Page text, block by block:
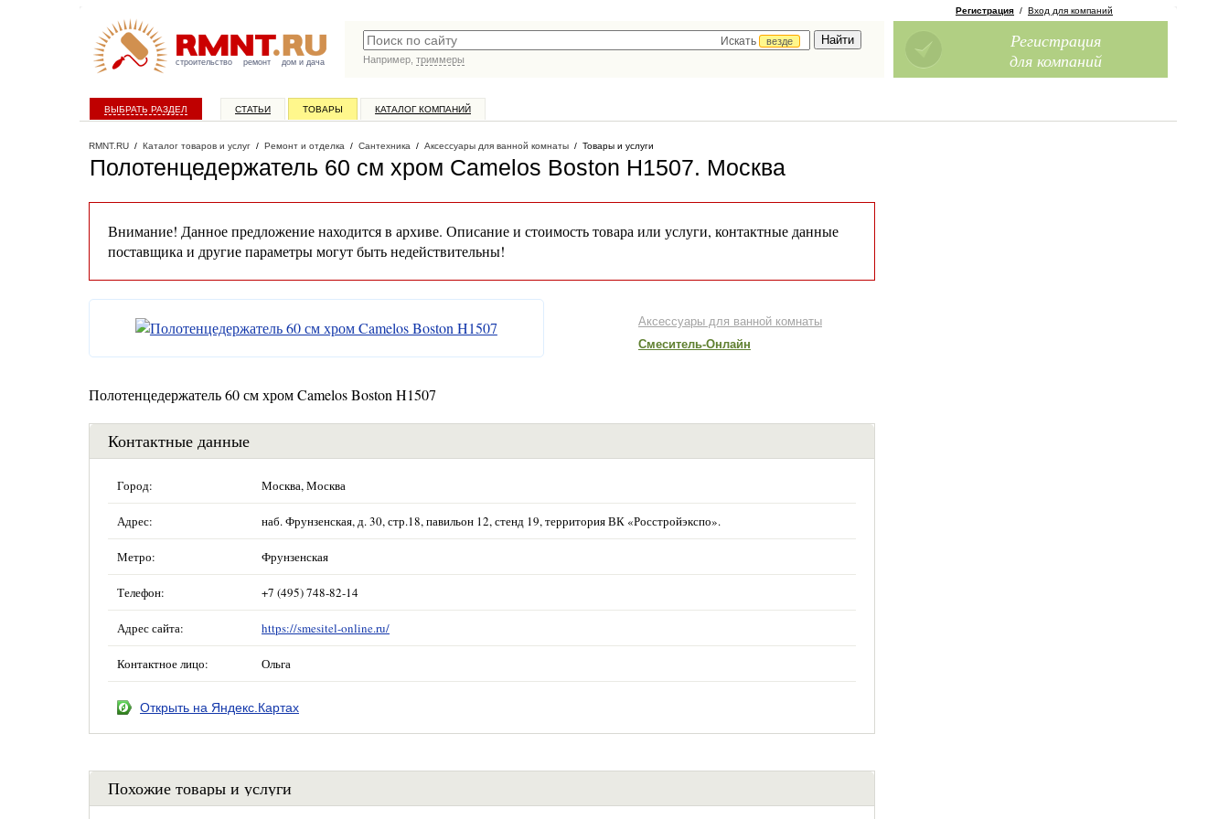
строительство ремонт дом и дача
Искать
везде
Например, триммеры
Регистрация / Вход для компаний
Регистрация
для компаний
ВЫБРАТЬ РАЗДЕЛ СТАТЬИ ТОВАРЫ КАТАЛОГ КОМПАНИЙ
RMNT.RU / Каталог товаров и услуг / Ремонт и отделка / Сантехника / Аксессуары для ванной комнаты / Товары и услуги
Полотенцедержатель 60 см хром Camelos Boston H1507. Москва
Внимание! Данное предложение находится в архиве. Описание и стоимость товара или услуги, контактные данные
поставщика и другие параметры могут быть недействительны!
Аксессуары для ванной комнаты
Смеситель-Онлайн
Полотенцедержатель 60 см хром Camelos Boston H1507
Контактные данные
Город: Москва, Москва
Адрес: наб. Фрунзенская, д. 30, стр.18, павильон 12, стенд 19, территория ВК «Росстройэкспо».
Метро: Фрунзенская
Телефон: +7 (495) 748-82-14
Адрес сайта: https://smesitel-online.ru/
Контактное лицо: Ольга
Открыть на Яндекс.Картах
Похожие товары и услуги